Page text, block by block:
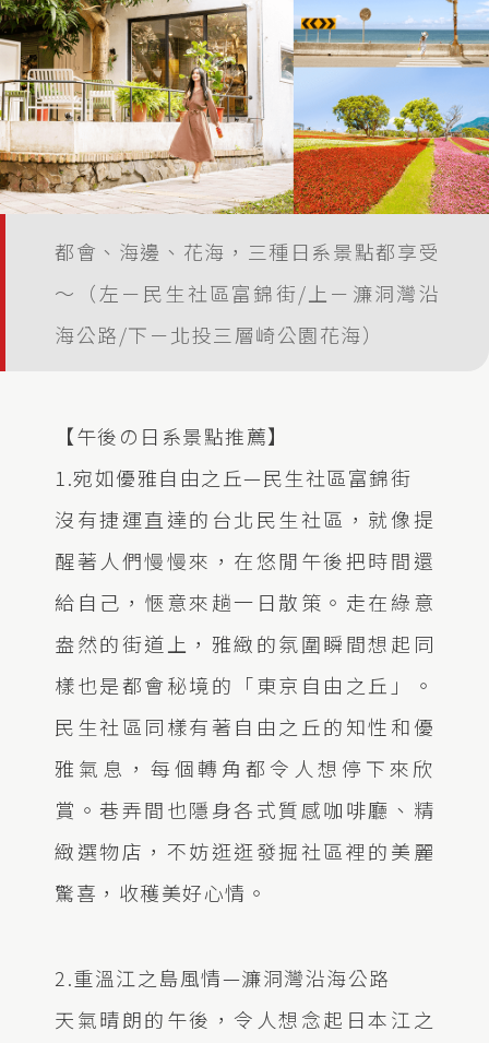
都會、海邊、花海，三種日系景點都享受
～（左－民生社區富錦街/上－濂洞灣沿
海公路/下－北投三層崎公園花海）
【午後の日系景點推薦】
1.宛如優雅自由之丘—民生社區富錦街
沒有捷運直達的台北民生社區，就像提
醒著人們慢慢來，在悠閒午後把時間還
給自己，愜意來趟一日散策。走在綠意
盎然的街道上，雅緻的氛圍瞬間想起同
樣也是都會秘境的「東京自由之丘」。
民生社區同樣有著自由之丘的知性和優
雅氣息，每個轉角都令人想停下來欣
賞。巷弄間也隱身各式質感咖啡廳、精
緻選物店，不妨逛逛發掘社區裡的美麗
驚喜，收穫美好心情。
2.重溫江之島風情—濂洞灣沿海公路
天氣晴朗的午後，令人想念起日本江之